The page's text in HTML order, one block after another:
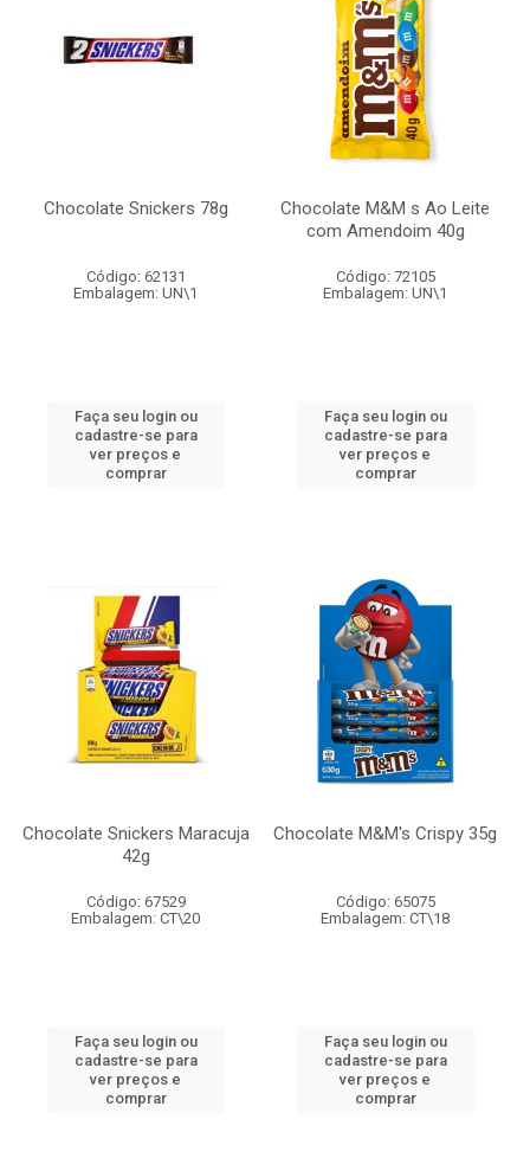
Chocolate Snickers 78g
Código: 62131
Embalagem: UN\1
Faça seu login ou
cadastre-se para
ver preços e
comprar
Chocolate M&M s Ao Leite
com Amendoim 40g
Código: 72105
Embalagem: UN\1
Faça seu login ou
cadastre-se para
ver preços e
comprar
Chocolate Snickers Maracuja
42g
Código: 67529
Embalagem: CT\20
Faça seu login ou
cadastre-se para
ver preços e
comprar
Chocolate M&M's Crispy 35g
Código: 65075
Embalagem: CT\18
Faça seu login ou
cadastre-se para
ver preços e
comprar